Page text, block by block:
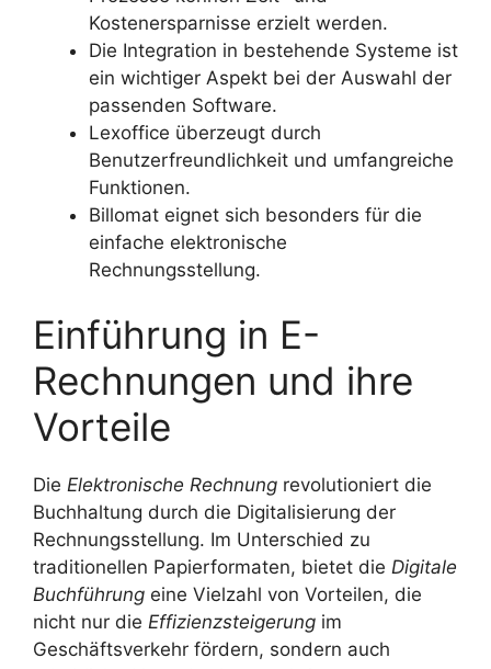
Kostenersparnisse erzielt werden.
Die Integration in bestehende Systeme ist
ein wichtiger Aspekt bei der Auswahl der
passenden Software.
Lexoffice überzeugt durch
Benutzerfreundlichkeit und umfangreiche
Funktionen.
Billomat eignet sich besonders für die
einfache elektronische
Rechnungsstellung.
Einführung in E-
Rechnungen und ihre
Vorteile
Die Elektronische Rechnung revolutioniert die
Buchhaltung durch die Digitalisierung der
Rechnungsstellung. Im Unterschied zu
traditionellen Papierformaten, bietet die Digitale
Buchführung eine Vielzahl von Vorteilen, die
nicht nur die Effizienzsteigerung im
Geschäftsverkehr fördern, sondern auch